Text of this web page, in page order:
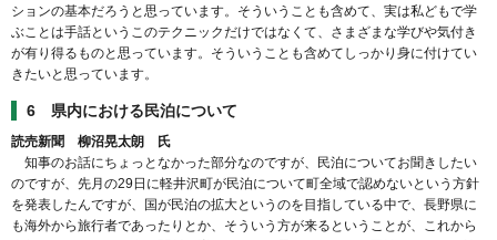
ションの基本だろうと思っています。そういうことも含めて、実は私どもで学
ぶことは手話というこのテクニックだけではなくて、さまざまな学びや気付き
が有り得るものと思っています。そういうことも含めてしっかり身に付けてい
きたいと思っています。
6 県内における民泊について
読売新聞 柳沼晃太朗 氏
知事のお話にちょっとなかった部分なのですが、民泊についてお聞きしたい
のですが、先月の29日に軽井沢町が民泊について町全域で認めないという方針
を発表したんですが、国が民泊の拡大というのを目指している中で、長野県に
も海外から旅行者であったりとか、そういう方が来るということが、これから